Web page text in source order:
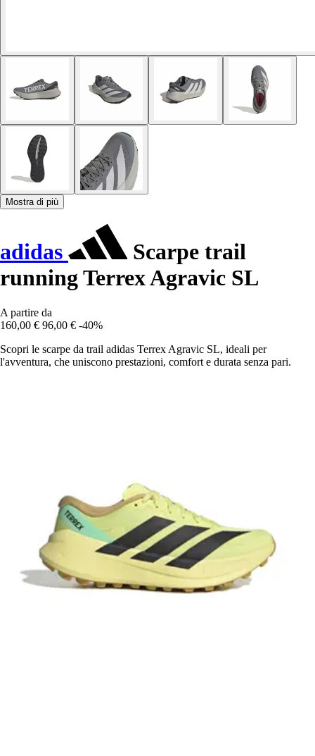
Mostra di più
adidas
Scarpe trail
running Terrex Agravic SL
A partire da
160,00 € 96,00 € -40%
Scopri le scarpe da trail adidas Terrex Agravic SL, ideali per
l'avventura, che uniscono prestazioni, comfort e durata senza pari.